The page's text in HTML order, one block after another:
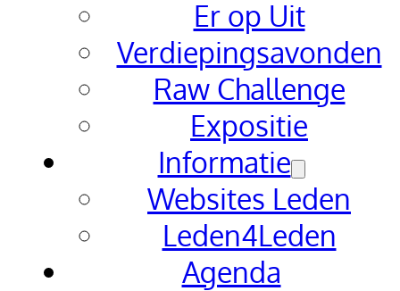
Er op Uit
Verdiepingsavonden
Raw Challenge
Expositie
Informatie
Websites Leden
Leden4Leden
Agenda